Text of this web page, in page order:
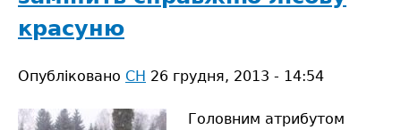
красуню
Опубліковано СН 26 грудня, 2013 - 14:54
Головним атрибутом